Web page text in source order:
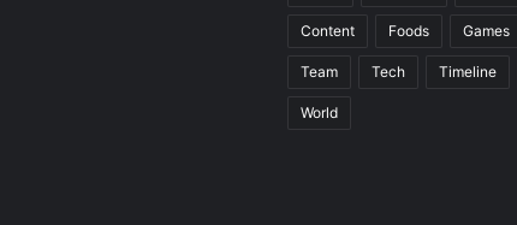
Content Foods Games
Team Tech Timeline
World